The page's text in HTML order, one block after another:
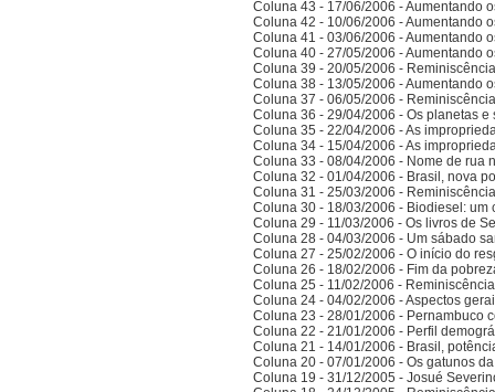
Coluna 43 - 17/06/2006 - Aumentando
Coluna 42 - 10/06/2006 - Aumentando
Coluna 41 - 03/06/2006 - Aumentando
Coluna 40 - 27/05/2006 - Aumentando
Coluna 39 - 20/05/2006 -
Coluna 38 - 13/05/2006 - Aumentando
Coluna 37 - 06/05/2006 -
Coluna 36 - 29/04/2006 - Os planetas e
Coluna 35 - 22/04/2006 - As
Coluna 34 - 15/04/2006 - As
Coluna 33 - 08/04/2006 - Nome de rua
Coluna 32 - 01/04/2006 - Brasil, nova
Coluna 31 - 25/03/2006 -
Coluna 30 - 18/03/2006 - Biodiesel:
Coluna 29 - 11/03/2006 - Os livros de
Coluna 28 - 04/03/2006 - Um sábado
Coluna 27 - 25/02/2006 - O início do
Coluna 26 - 18/02/2006 - Fim da
Coluna 25 - 11/02/2006 -
Coluna 24 - 04/02/2006 - Aspectos
Coluna 23 - 28/01/2006 - Pernambuco
Coluna 22 - 21/01/2006 - Perfil
Coluna 21 - 14/01/2006 - Brasil,
Coluna 20 - 07/01/2006 - Os gatunos
Coluna 19 - 31/12/2005 - Josué